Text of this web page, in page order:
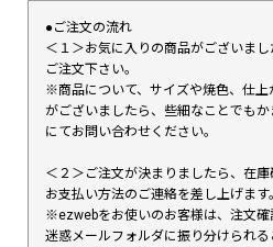
●ご注文の流れ
＜１＞お気に入りの商品がございま
ご注文下さい。
※商品について、サイズや焼色、仕上
がございましたら、些細なことでも
にてお問い合わせください。
＜２＞ご注文が決まりましたら、在
お支払い方法のご連絡を差し上げます。
※ezwebをお使いのお客様は、注文
迷惑メールフォルダに振り分けられ